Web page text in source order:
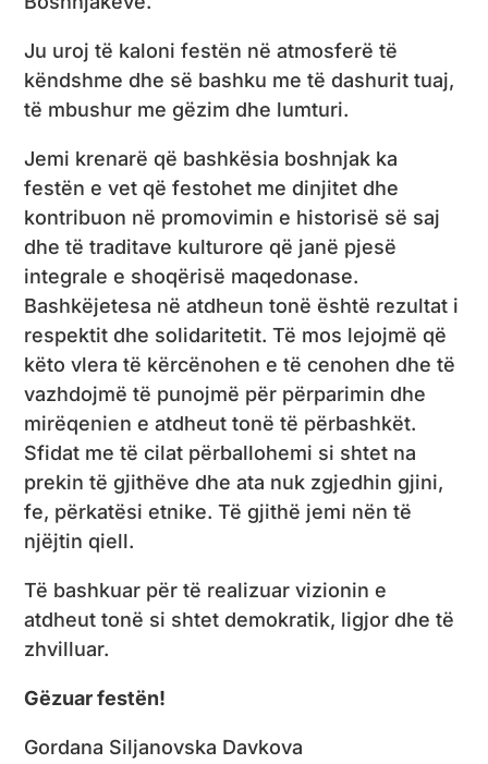
Ju uroj të kaloni festën në atmosferë të
këndshme dhe së bashku me të dashurit tuaj,
të mbushur me gëzim dhe lumturi.
Jemi krenarë që bashkësia boshnjak ka
festën e vet që festohet me dinjitet dhe
kontribuon në promovimin e historisë së saj
dhe të traditave kulturore që janë pjesë
integrale e shoqërisë maqedonase.
Bashkëjetesa në atdheun tonë është rezultat i
respektit dhe solidaritetit. Të mos lejojmë që
këto vlera të kërcënohen e të cenohen dhe të
vazhdojmë të punojmë për përparimin dhe
mirëqenien e atdheut tonë të përbashkët.
Sfidat me të cilat përballohemi si shtet na
prekin të gjithëve dhe ata nuk zgjedhin gjini,
fe, përkatësi etnike. Të gjithë jemi nën të
njëjtin qiell.
Të bashkuar për të realizuar vizionin e
atdheut tonë si shtet demokratik, ligjor dhe të
zhvilluar.
Gëzuar festën!
Gordana Siljanovska Davkova